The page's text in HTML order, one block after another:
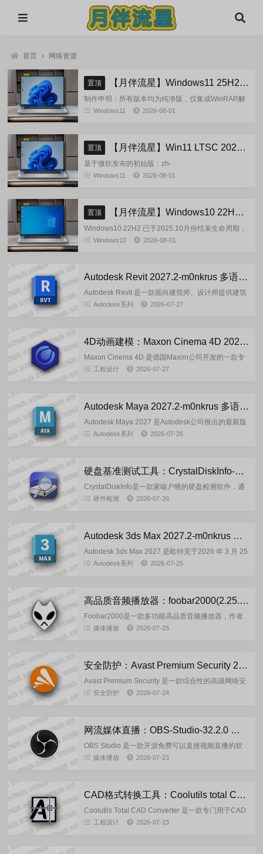
首页 › 网络资源
置顶 【月伴流星】Windows11 25H2 完整+适量精简多合一安装版2026.08
制作申明：所有版本均为纯净版，仅集成WinRAR解
压缩和VBCRedist_x86_x64和系统必须的软件和运
Windows11 2026-08-01
置顶 【月伴流星】Win11 LTSC 2024 完整+适量精简多合一安装版2026.08
基于微软发布的初始版：zh-
Windows11 2026-08-01
置顶 【月伴流星】Windows10 22H2 完整+适量精简多合一安装版2026.08
Windows10 22H2 已于2025.10月份结束生命周期，
官方已经停止技术支持，考虑到22H2尚有大量用
Windows10 2026-08-01
Autodesk Revit 2027.2-m0nkrus 多语言版
Autodesk Revit 是一款面向建筑师、设计师提供建筑
元素的三维建模和设计元素的平面图、定制对象的创
Autodesk系列 2026-07-27
4D动画建模：Maxon Cinema 4D 2026.3.3 中文破解版
Maxon Cinema 4D 是德国Maxon公司开发的一款专
业3D建模、动画和渲染软件，以极高的运算速度和强
工程设计 2026-07-27
Autodesk Maya 2027.2-m0nkrus 多语言版
Autodesk Maya 2027 是Autodesk公司推出的最新版
专业3D建模、动画、模拟与渲染软件，广泛应用于影
Autodesk系列 2026-07-26
硬盘基准测试工具：CrystalDiskInfo-9.9.2 官方绿色版
CrystalDiskInfo是一款家喻户晓的硬盘检测软件，通
过读取S.M.A.R.T了解硬盘的健康状况。打开它，您
硬件检测 2026-07-26
Autodesk 3ds Max 2027.2-m0nkrus 多语言版
Autodesk 3ds Max 2027 是欧特克于2026 年 3 月 25
日正式发布的专业三维建模、动画与渲染软件版本，
Autodesk系列 2026-07-25
高品质音频播放器：foobar2000(2.25.10_20260724225558) 汉化版
Foobar2000是一款多功能高品质音频播放器，作者
是原Winamp开发公司Nullsoft成员 Peter
媒体播放 2026-07-25
安全防护：Avast Premium Security 26.7.11086 安装版
Avast Premium Security 是一款综合性的高级网络安
全防护套件，在基础杀毒功能之上，集成了智能防火
安全防护 2026-07-24
网流媒体直播：OBS-Studio-32.2.0 中文正式版
OBS Studio 是一款开源免费可以直接视频直播的软
件，该软件与网站中的直播软件不一样，他是一款国
媒体播放 2026-07-23
CAD格式转换工具：Coolutils total CAD Converter_4.1.0.249 多语言便携版
Coolutils Total CAD Converter 是一款专门用于CAD
图纸格式转换的桌面软件，主要功能是满足各类CAD
工程设计 2026-07-23